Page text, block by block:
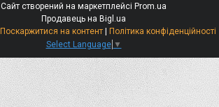
Сайт створений на маркетплейсі Prom.ua
Продавець на Bigl.ua
Поскаржитися на контент
Політика конфіденційності
Select Language ▼